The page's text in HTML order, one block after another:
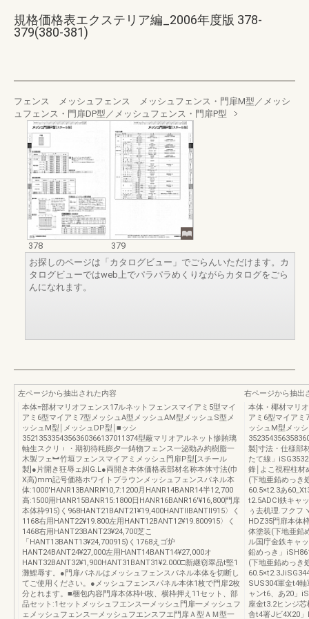
規格価格表エクステリア編_2006年度版 378-
379(380-381)
フェンス メッシュフェンス メッシュフェンス・門扉M型／メッシ
ュフェンス・門扉DP型／メッシュフェンス・門扉P型
378
379
お探しのページは「カタログビュー」でごらんいただけます。カ
タログビューではweb上でパラパラめくりながらカタログをごら
んになれます。
左ページから抽出された内容
本体=部材マリオフェンス17ルネットフェンスマイアミ5型マイ
アミ6型マイアミ7型メッシュA型メッシュAM型メッシュS型メ
ッシュM型￨メッシュDP型￨■ッシ
3521353354356360366137011374型蔽マリオアルネット惨賄璃
軸生スクリ︲・期初待粍膨夕一鋳物フェンス一泌勁み約樹脂一
木製フェ︼竹垣フェンスマイアミメッシュ門扉P型[スチール
製]●片開き狂辱ェ糾G.L●両開き本体価格表部材名称本体寸法(巾
X高)mm記号価格ホワイトブラウンメッシュフェンスパネル本
体:1000'HANR13BANRl¥10,7:1200月HANR14BANR14半12,700
高:1500用HANR15BANR15:1800日HANR16BANR16′¥16,800門扉
本体枠915)く968HANT21BANT21¥19,400HANTllBANTll915〉く
1168右用HANT22¥19.800左用HANT12BANT12¥19.800915〉く
1468右用HANT23BANT23¥24,700芝こ
「HANT13BANT13¥24,700915)く1768えゴ炉
HANT24BANT24¥27,000左用HANT14BANT14¥27,000オ
HANT32BANT32¥1,900HANT31BANT31¥2.000□新継窃翠品t堅1
灘鯉辱す。●門扉パネルはメッシュフェンスパネル本体を切断し
てご使用ください。●メッシュフェンスパネル本体1枚で門扉2枚
分とれます。■梱包内容門扉本体枠H枚、横枠押え11セット、部
品セット:1セットメッシュフエンス一メッシュ門扉一メッシュフ
ェメッシュフェンス一メッシュフエンスフエ門扉Ａ型ＡＭ型一
右ページから抽出
本体・椰材マリ
アミ6型マイアミ
ッシュM型メッ
製]寸法・仕様部
たて線」
鋒￨よこ視程柱材
(下地亜鉛めっき
60.5×t2.3あ
t2.5ADCl鉄キャ
ぅ去机理.フクフ
HDZ35門扉本体
体塗装(下地亜鉛
ル国庁金鉄キャ
鉛めっき」
(下地亜鉛めっき
SUS304軍金t4軸
ャンt6、あ20」
座金t3.2ヒンジ
舎t4署Jビ4X20